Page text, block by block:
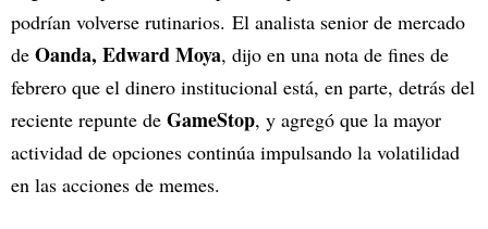
podrían volverse rutinarios. El analista senior de mercado
de Oanda, Edward Moya, dijo en una nota de fines de
febrero que el dinero institucional está, en parte, detrás del
reciente repunte de GameStop, y agregó que la mayor
actividad de opciones continúa impulsando la volatilidad
en las acciones de memes.